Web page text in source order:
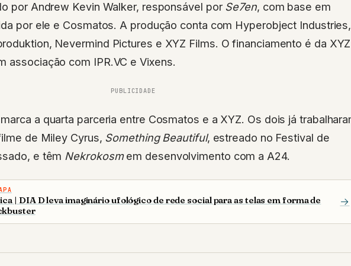
por ele e Cosmatos. A produção conta com Hyperobject Industries,
Nevermind Pictures e XYZ Films. O financiamento é da XYZ
associação com IPR.VC e Vixens.
de Miley Cyrus,Something Beautiful, estreado no Festival de
e têmNekrokosmem desenvolvimento com a A24.
| DIA D leva imaginário ufológico de rede social para as telas em forma de